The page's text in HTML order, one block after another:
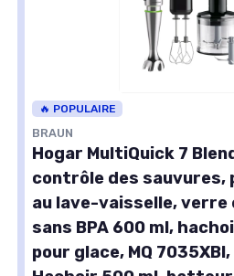
🔥 POPULAIRE
BRAUN
Hogar MultiQuick 7
contrôle des sauvures,
au lave-vaisselle, verre
sans BPA 600 ml,
pour glace, MQ